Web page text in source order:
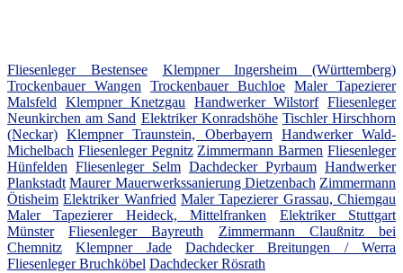
Fliesenleger Bestensee
Klempner Ingersheim (Württemberg)
Trockenbauer Wangen
Trockenbauer Buchloe Maler Tapezierer
Malsfeld
Klempner Knetzgau Handwerker Wilstorf Fliesenleger
Neunkirchen am Sand Elektriker Konradshöhe Tischler Hirschhorn
(Neckar)
Klempner Traunstein, Oberbayern
Handwerker Wald-
Michelbach Fliesenleger Pegnitz Zimmermann Barmen Fliesenleger
Hünfelden Fliesenleger Selm Dachdecker Pyrbaum Handwerker
Plankstadt Maurer Mauerwerkssanierung Dietzenbach Zimmermann
Ötisheim Elektriker Wanfried Maler Tapezierer Grassau, Chiemgau
Maler Tapezierer Heideck, Mittelfranken
Elektriker Stuttgart
Münster
Fliesenleger Bayreuth
Zimmermann Claußnitz bei
Chemnitz
Klempner Jade
Dachdecker Breitungen / Werra
Fliesenleger Bruchköbel Dachdecker Rösrath